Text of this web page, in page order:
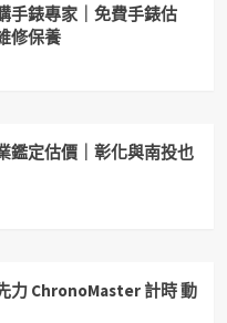
手錶專家｜免費手錶估
修保養
鑑定估價｜彰化與南投也
力 ChronoMaster 計時 動